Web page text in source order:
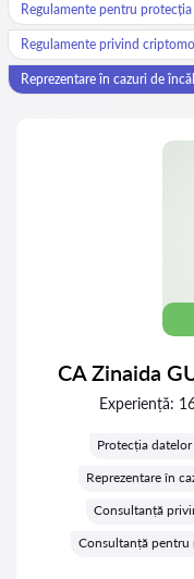
Regulamente pentru
Regulamente privind
Reprezentare în cazuri de
CA Zinaida
Experiență:
Protecția
Reprezentare în
Consultanță
Consultanță